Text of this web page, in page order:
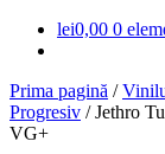
lei0,00 0
Prima pagină /
Progresiv /Jethro
VG+